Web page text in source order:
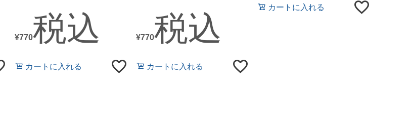
¥770税込
カートに入れる
¥770税込
カートに入れる
カートに入れる